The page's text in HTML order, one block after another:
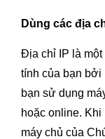
Dùng các địa
Địa chỉ IP là
tính của bạn bởi
bạn sử dụng
hoặc online. Khi
máy chủ của